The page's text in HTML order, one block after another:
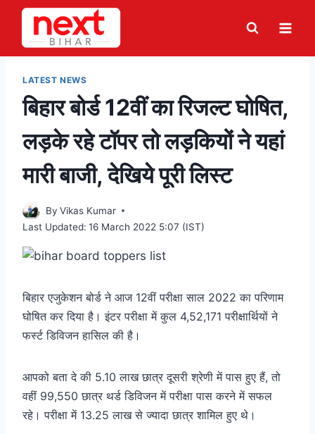
Skip
content
LATEST NEWS
बिहार बोर्ड 12वीं का रिजल्ट घोषित,
लड़के रहे टॉपर तो लड़कियों ने यहां
मारी बाजी, देखिये पूरी लिस्ट
By Vikas Kumar
Last Updated: 16 March 2022 5:07 (IST)
बिहार एजुकेशन बोर्ड ने आज 12वीं परीक्षा साल 2022 का परिणाम
घोषित कर दिया है। इंटर परीक्षा में कुल 4,52,171 परीक्षार्थियों ने
फर्स्ट डिविजन हासिल की है।
आपको बता दे की 5.10 लाख छात्र दूसरी श्रेणी में पास हुए हैं, तो
वहीं 99,550 छात्र थर्ड डिविजन में परीक्षा पास करने में सफल
रहे। परीक्षा में 13.25 लाख से ज्यादा छात्र शामिल हुए थे।